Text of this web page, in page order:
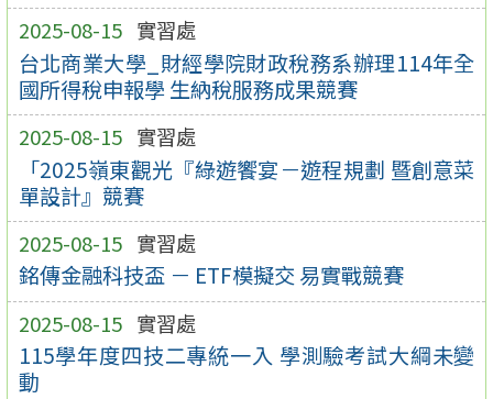
2025-08-15 實習處
台北商業大學_財經學院財政稅務系辦理114年全
國所得稅申報學 生納稅服務成果競賽
2025-08-15 實習處
「2025嶺東觀光『綠遊饗宴－遊程規劃 暨創意菜
單設計』競賽
2025-08-15 實習處
銘傳金融科技盃 － ETF模擬交 易實戰競賽
2025-08-15 實習處
115學年度四技二專統一入 學測驗考試大綱未變
動